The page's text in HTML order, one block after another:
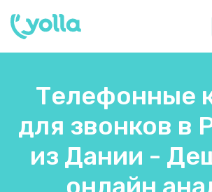
Телефонные
для звонков в
из Дании -